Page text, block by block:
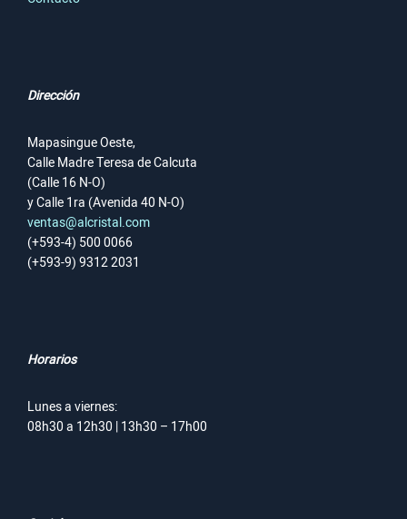
Dirección
Mapasingue Oeste,
Calle Madre Teresa de Calcuta
(Calle 16 N-O)
y Calle 1ra (Avenida 40 N-O)
ventas@alcristal.com
(+593-4) 500 0066
(+593-9) 9312 2031
Horarios
Lunes a viernes:
08h30 a 12h30 | 13h30 – 17h00